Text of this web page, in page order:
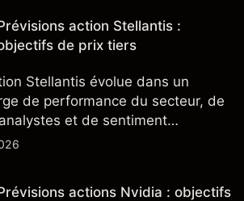
action Stellantis :
de prix tiers
Stellantis évolue dans un
de performance du secteur, de
et de sentiment
aident à comprendre
actions Nvidia : objectifs